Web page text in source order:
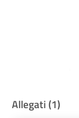
Allegati (1)